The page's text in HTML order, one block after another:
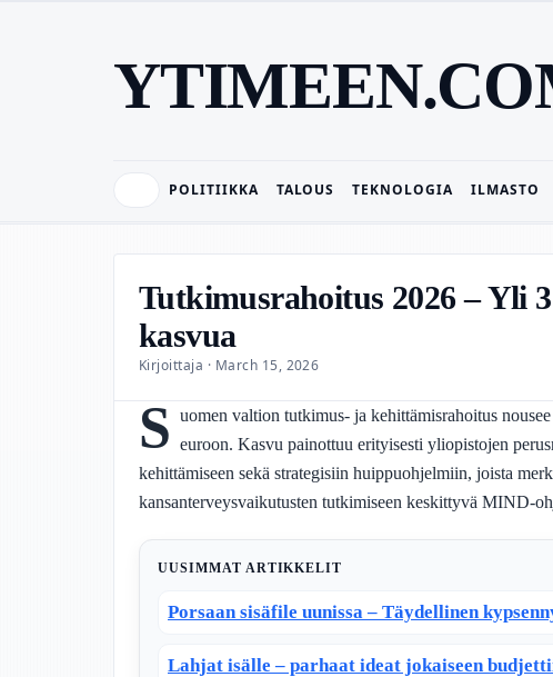
POLITIIKKA TALOUS TEKNOLOGIA ILMASTO
Tutkimusrahoitus 2026 – Yli
kasvua
Kirjoittaja · March 15, 2026
S uomen valtion tutkimus- ja kehittämisrahoitus
euroon. Kasvu painottuu erityisesti yliopistojen
kehittämiseen sekä strategisiin huippuohjelmiin, joista
kansanterveysvaikutusten tutkimiseen keskittyvä MIND-
UUSIMMAT ARTIKKELIT
Porsaan sisäfile uunissa – Täydellinen
Lahjat isälle – parhaat ideat jokaiseen